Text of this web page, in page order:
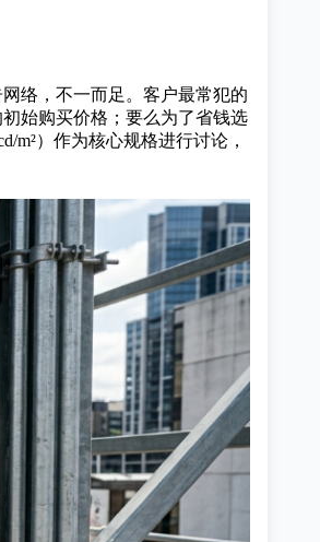
络，不一而足。客户最常犯的
始购买价格；要么为了省钱选
m²）作为核心规格进行讨论，